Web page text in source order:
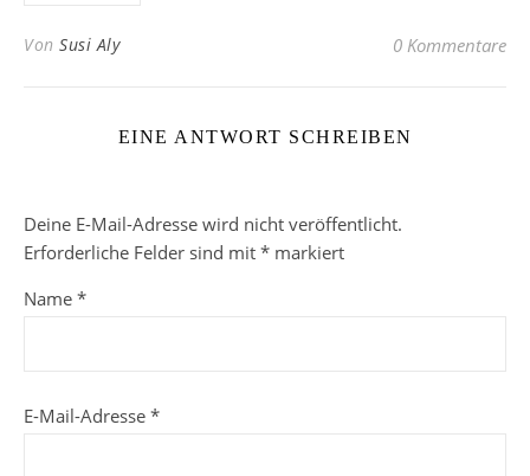
Von Susi Aly 0 Kommentare
EINE ANTWORT SCHREIBEN
Deine E-Mail-Adresse wird nicht veröffentlicht.
Erforderliche Felder sind mit * markiert
Name *
E-Mail-Adresse *